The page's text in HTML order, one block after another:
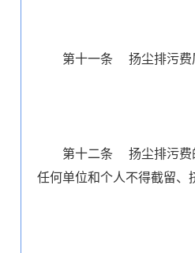
第十一条 扬尘排污费属
第十二条 扬尘排污费的
任何单位和个人不得截留、